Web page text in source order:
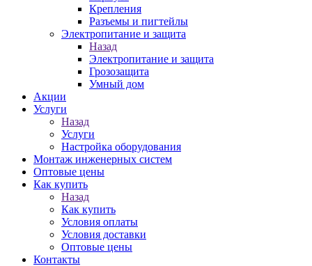
Крепления
Разъемы и пигтейлы
Электропитание и защита
Назад
Электропитание и защита
Грозозащита
Умный дом
Акции
Услуги
Назад
Услуги
Настройка оборудования
Монтаж инженерных систем
Оптовые цены
Как купить
Назад
Как купить
Условия оплаты
Условия доставки
Оптовые цены
Контакты